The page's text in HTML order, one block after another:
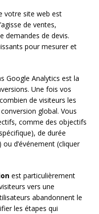
votre site web est
de ventes,
demandes de devis.
pour mesurer et
Google Analytics est la
Une fois vos
de visiteurs les
global. Vous
comme des objectifs
de durée
d’événement (cliquer
est particulièrement
vers une
abandonnent le
les étapes qui